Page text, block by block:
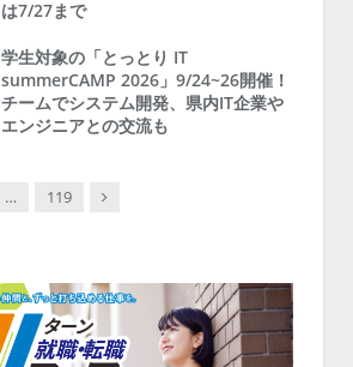
は7/27まで
学生対象の「とっとり IT
summerCAMP 2026」9/24~26開催！
チームでシステム開発、県内IT企業や
エンジニアとの交流も
… 119 Next